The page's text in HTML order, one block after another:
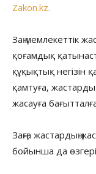
Zakon.kz.
Заң мемлекеттік
қоғамдық
құқықтық негізін
қамтуға,
жасауға
Заңға жастардың
бойынша да